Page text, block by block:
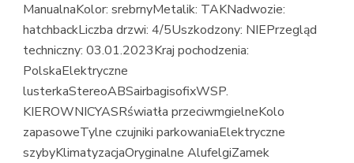
ManualnaKolor: srebrnyMetalik: TAKNadwozie:
hatchbackLiczba drzwi: 4/5Uszkodzony: NIEPrzegląd
techniczny: 03.01.2023Kraj pochodzenia:
PolskaElektryczne
lusterkaStereoABSairbagisofixWSP.
KIEROWNICYASRświatła przeciwmgielneKolo
zapasoweTylne czujniki parkowaniaElektryczne
szybyKlimatyzacjaOryginalne AlufelgiZamek